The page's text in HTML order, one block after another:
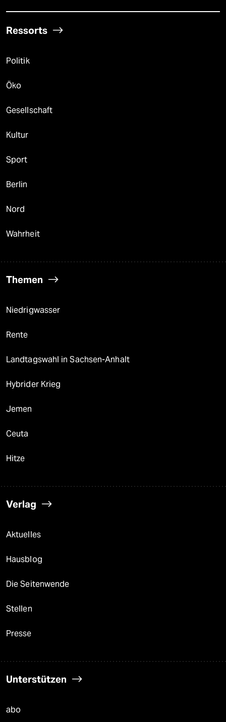
Ressorts
Politik
Öko
Gesellschaft
Kultur
Sport
Berlin
Nord
Wahrheit
Themen
Niedrigwasser
Rente
Landtagswahl in Sachsen-Anhalt
Hybrider Krieg
Jemen
Ceuta
Hitze
Verlag
Aktuelles
Hausblog
Die Seitenwende
Stellen
Presse
Unterstützen
abo